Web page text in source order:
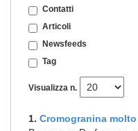
Contatti
Articoli
Newsfeeds
Tag
Visualizza n.
1. Cromogranina